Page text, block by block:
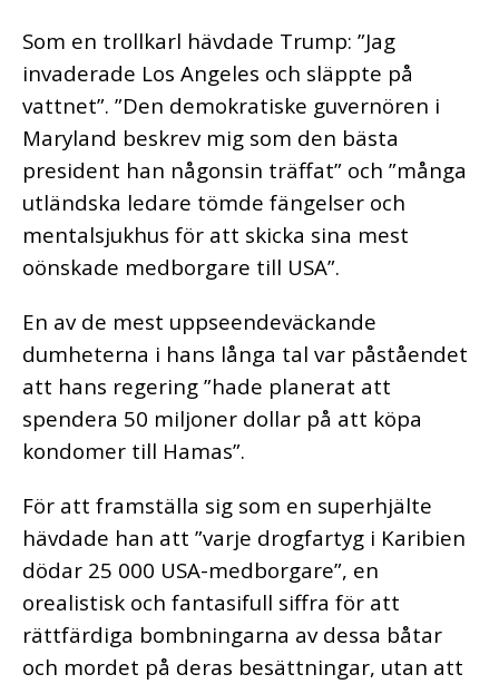
Som en trollkarl hävdade Trump: ”Jag
invaderade Los Angeles och släppte på
vattnet”. ”Den demokratiske guvernören i
Maryland beskrev mig som den bästa
president han någonsin träffat” och ”många
utländska ledare tömde fängelser och
mentalsjukhus för att skicka sina mest
oönskade medborgare till USA”.
En av de mest uppseendeväckande
dumheterna i hans långa tal var påståendet
att hans regering ”hade planerat att
spendera 50 miljoner dollar på att köpa
kondomer till Hamas”.
För att framställa sig som en superhjälte
hävdade han att ”varje drogfartyg i Karibien
dödar 25 000 USA-medborgare”, en
orealistisk och fantasifull siffra för att
rättfärdiga bombningarna av dessa båtar
och mordet på deras besättningar, utan att